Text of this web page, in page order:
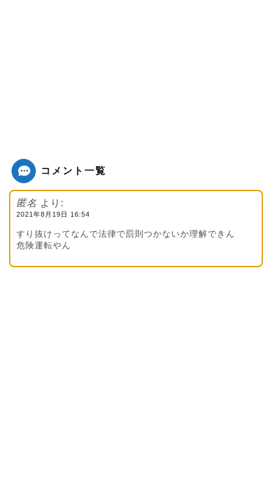
コメント一覧
匿名 より:
2021年8月19日 16:54
すり抜けってなんで法律で罰則つかないか理解できん
危険運転やん